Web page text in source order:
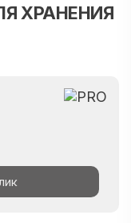
ХРАНЕНИЯ